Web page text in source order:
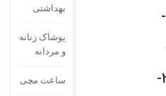
بهداشتی
پوشاک زنانه
و مردانه
ساعت مچی